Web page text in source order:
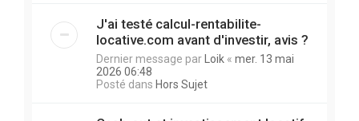
J'ai testé calcul-rentabilite-
locative.com avant d'investir, avis ?
Dernier message parLoik « mer. 13 mai
2026 06:48
Posté dans Hors Sujet